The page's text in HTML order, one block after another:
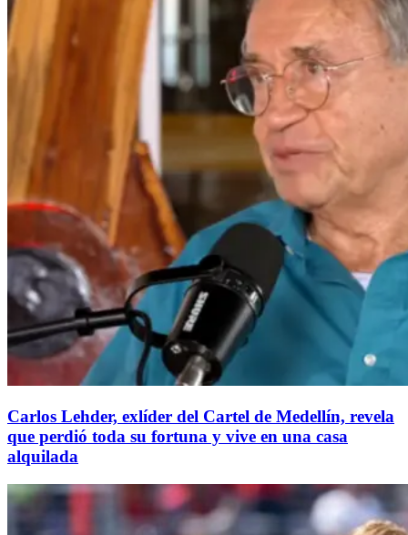
Carlos Lehder, exlíder del Cartel de Medellín, revela
que perdió toda su fortuna y vive en una casa
alquilada